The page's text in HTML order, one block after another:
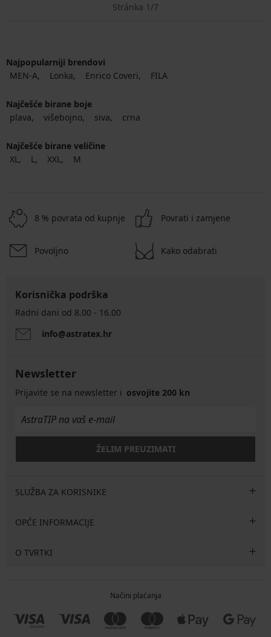
Stránka 1/7
Najpopularniji brendovi
MEN-A
Lonka Enrico Coveri FILA
Najčešće birane boje
plava
višebojno siva crna
Najčešće birane veličine
XL
L XXL M
8 % povrata od kupnje Povrati i zamjene
Povoljno Kako odabrati
Korisnička podrška
Radni dani od 8.00 - 16.00
info@astratex.hr
Newsletter
Prijavite se na newsletter i osvojite 200 kn
ŽELIM PREUZIMATI
SLUŽBA ZA KORISNIKE
OPĆE INFORMACIJE
O TVRTKI
Načini plaćanja